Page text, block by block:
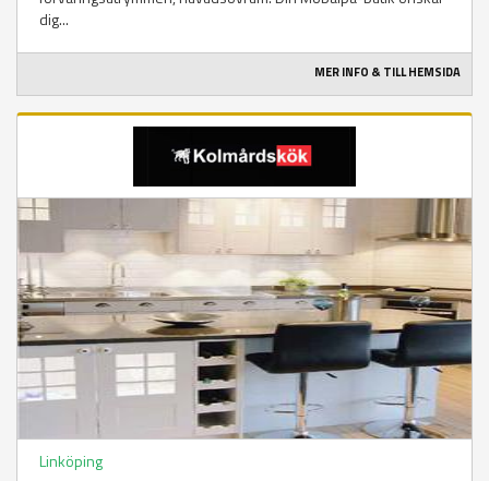
dig...
MER INFO & TILL HEMSIDA
Linköping